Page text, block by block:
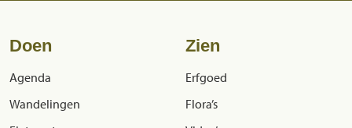
Doen
Agenda
Wandelingen
Zien
Erfgoed
Flora’s